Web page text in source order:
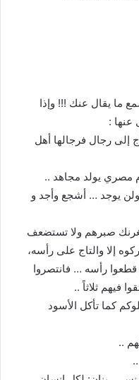
ما يقال عنك !!! وإذا
عنها :
إلى رجال فرجالها أهل
يولد مجاهد ..
يوجد … أشجع وأجد و
صبرهم ولا تستضعف
إلا والتاج على رأسه،
قطعوا رأسه … فانتصروا
فيهم ثلاثاً ..
كما تأكل الأسود